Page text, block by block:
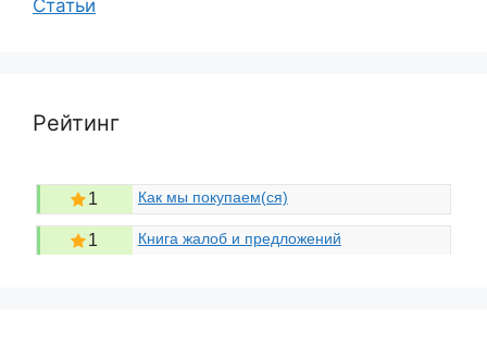
Статьи
Рейтинг
1 Как мы покупаем(ся)
1 Книга жалоб и предложений